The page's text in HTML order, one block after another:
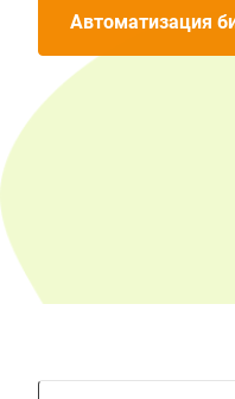
Автоматизация